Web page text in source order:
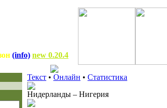
(info) new 0.20.4
Текст • Онлайн • Статистика
Нидерланды – Нигерия